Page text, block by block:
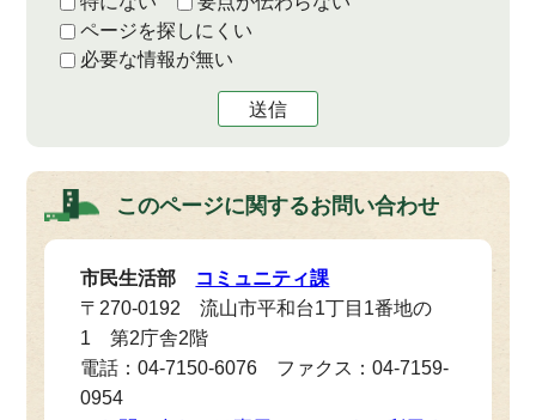
ページを探しにくい
必要な情報が無い
送信
このページに関するお問い合わせ
市民生活部 コミュニティ課
〒270-0192 流山市平和台1丁目1番地の
1 第2庁舎2階
電話：04-7150-6076 ファクス：04-7159-
0954